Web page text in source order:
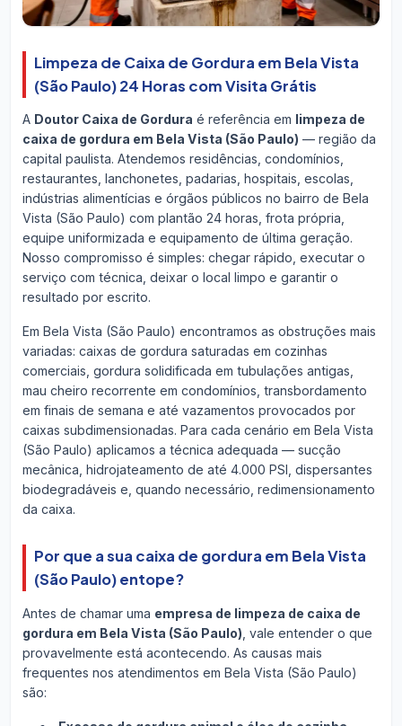
Limpeza de Caixa de Gordura em Bela Vista
(São Paulo) 24 Horas com Visita Grátis
A Doutor Caixa de Gordura é referência em limpeza de
caixa de gordura em Bela Vista (São Paulo) — região da
capital paulista. Atendemos residências, condomínios,
restaurantes, lanchonetes, padarias, hospitais, escolas,
indústrias alimentícias e órgãos públicos no bairro de Bela
Vista (São Paulo) com plantão 24 horas, frota própria,
equipe uniformizada e equipamento de última geração.
Nosso compromisso é simples: chegar rápido, executar o
serviço com técnica, deixar o local limpo e garantir o
resultado por escrito.
Em Bela Vista (São Paulo) encontramos as obstruções mais
variadas: caixas de gordura saturadas em cozinhas
comerciais, gordura solidificada em tubulações antigas,
mau cheiro recorrente em condomínios, transbordamento
em finais de semana e até vazamentos provocados por
caixas subdimensionadas. Para cada cenário em Bela Vista
(São Paulo) aplicamos a técnica adequada — sucção
mecânica, hidrojateamento de até 4.000 PSI, dispersantes
biodegradáveis e, quando necessário, redimensionamento
da caixa.
Por que a sua caixa de gordura em Bela Vista
(São Paulo) entope?
Antes de chamar uma empresa de limpeza de caixa de
gordura em Bela Vista (São Paulo) , vale entender o que
provavelmente está acontecendo. As causas mais
frequentes nos atendimentos em Bela Vista (São Paulo)
são: